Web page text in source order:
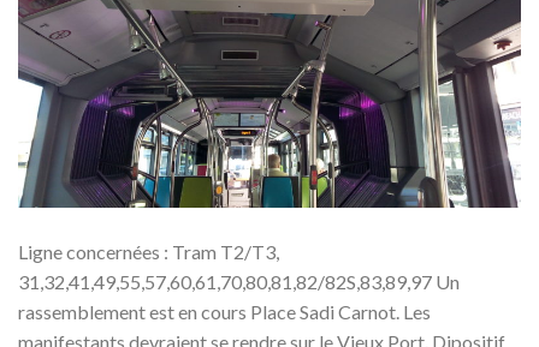
Ligne concernées : Tram T2/T3,
31,32,41,49,55,57,60,61,70,80,81,82/82S,83,89,97 Un
rassemblement est en cours Place Sadi Carnot. Les
manifestants devraient se rendre sur le Vieux Port. Dipositif